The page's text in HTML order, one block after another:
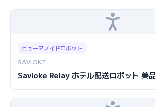
ヒューマノイドロボット
SAVIOKE
Savioke Relay ホテル配送ロボット 美